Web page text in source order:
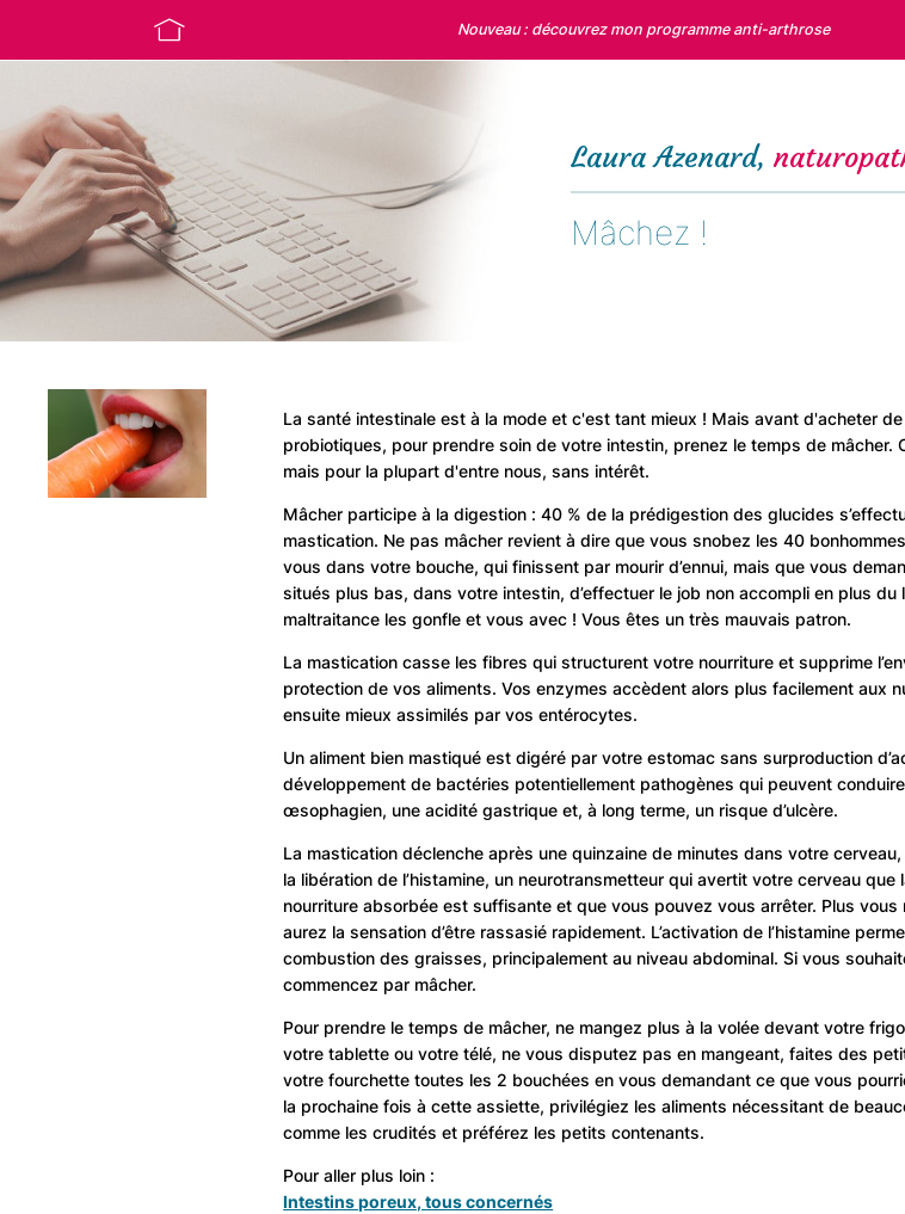
Nouveau : découvrez mon programme anti-arthrose
Laura Azenard,
Mâchez !
La santé intestinale est à la mode et c'est tant mieux ! Mais avant d'acheter
probiotiques, pour prendre soin de votre intestin, prenez le temps de mâcher.
mais pour la plupart d'entre nous, sans intérêt.
Mâcher participe à la digestion : 40 % de la prédigestion des glucides
mastication. Ne pas mâcher revient à dire que vous snobez les 40
vous dans votre bouche, qui finissent par mourir d’ennui, mais que vous
situés plus bas, dans votre intestin, d’effectuer le job non accompli en plus du
maltraitance les gonfle et vous avec ! Vous êtes un très mauvais patron.
La mastication casse les fibres qui structurent votre nourriture et supprime
protection de vos aliments. Vos enzymes accèdent alors plus facilement aux
ensuite mieux assimilés par vos entérocytes.
Un aliment bien mastiqué est digéré par votre estomac sans surproduction
développement de bactéries potentiellement pathogènes qui peuvent
œsophagien, une acidité gastrique et, à long terme, un risque d’ulcère.
La mastication déclenche après une quinzaine de minutes dans votre
la libération de l’histamine, un neurotransmetteur qui avertit votre cerveau que
nourriture absorbée est suffisante et que vous pouvez vous arrêter. Plus vous
aurez la sensation d’être rassasié rapidement. L’activation de l’histamine
combustion des graisses, principalement au niveau abdominal. Si vous
commencez par mâcher.
Pour prendre le temps de mâcher, ne mangez plus à la volée devant votre
votre tablette ou votre télé, ne vous disputez pas en mangeant, faites des
votre fourchette toutes les 2 bouchées en vous demandant ce que vous
la prochaine fois à cette assiette, privilégiez les aliments nécessitant de
comme les crudités et préférez les petits contenants.
Pour aller plus loin :
Intestins poreux, tous concernés